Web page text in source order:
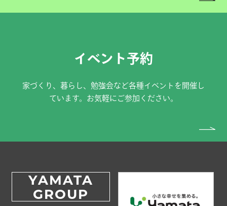
イベント予約
家づくり、暮らし、勉強会など各種イベントを開催し
ています。お気軽にご参加ください。
YAMATA
GROUP